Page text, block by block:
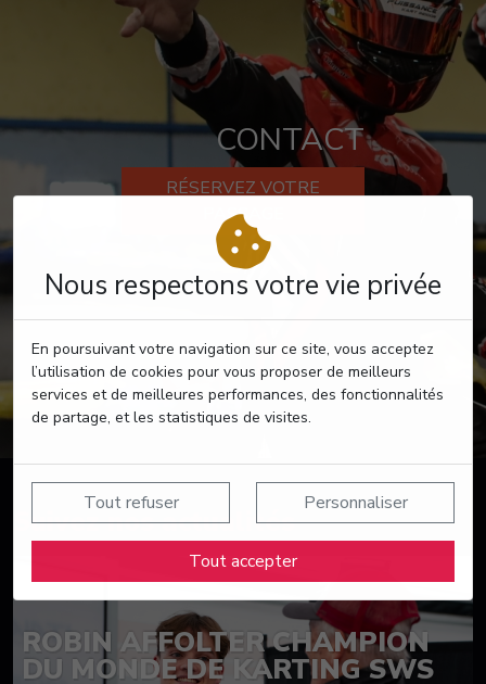
Nous respectons votre vie privée
En poursuivant votre navigation sur ce site, vous acceptez
l’utilisation de cookies pour vous proposer de meilleurs
services et de meilleures performances, des fonctionnalités
de partage, et les statistiques de visites.
Tout refuser Personnaliser
Tout accepter
CONTACT
RÉSERVEZ VOTRE
PASSAGE
Suivez nos actualités
ROBIN AFFOLTER CHAMPION
DU MONDE DE KARTING SWS